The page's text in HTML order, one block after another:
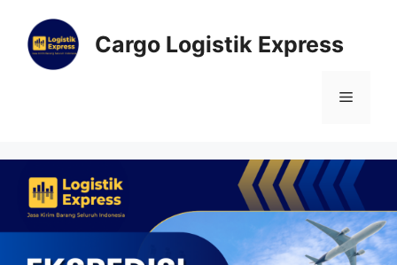
Cargo Logistik Express